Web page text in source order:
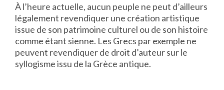
À l’heure actuelle, aucun peuple ne peut d’ailleurs
légalement revendiquer une création artistique
issue de son patrimoine culturel ou de son histoire
comme étant sienne. Les Grecs par exemple ne
peuvent revendiquer de droit d’auteur sur le
syllogisme issu de la Grèce antique.